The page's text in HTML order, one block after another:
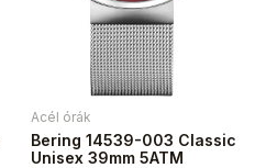
Acél órák
Bering 14539-003 Classic
Unisex 39mm 5ATM